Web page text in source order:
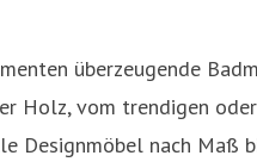
consulting.de +49
überzeugende
Holz, vom trendigen
Designmöbel nach Maß